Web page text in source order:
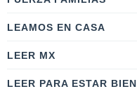
LEAMOS EN CASA
LEER MX
LEER PARA ESTAR BIEN